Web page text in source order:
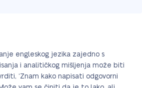
engleskog jezika zajedno s
i analitičkog mišljenja može biti
‘Znam kako napisati odgovorni